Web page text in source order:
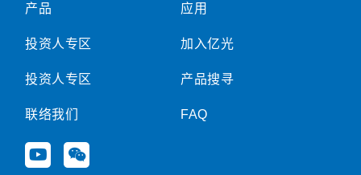
产品
投资人专区
投资人专区
联络我们
Y
o
W
e
应用
加入亿光
产品搜寻
FAQ